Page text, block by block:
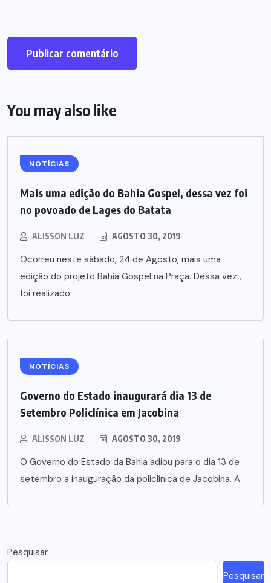
You may also like
NOTÍCIAS
Mais uma edição do Bahia Gospel, dessa vez foi
no povoado de Lages do Batata
ALISSON LUZ AGOSTO 30, 2019
Ocorreu neste sábado, 24 de Agosto, mais uma
edição do projeto Bahia Gospel na Praça. Dessa vez ,
foi realizado
NOTÍCIAS
Governo do Estado inaugurará dia 13 de
Setembro Policlínica em Jacobina
ALISSON LUZ AGOSTO 30, 2019
O Governo do Estado da Bahia adiou para o dia 13 de
setembro a inauguração da policlínica de Jacobina. A
Pesquisar
Pesquisar